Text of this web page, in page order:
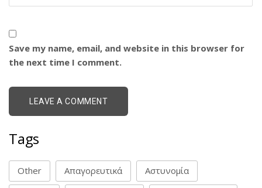
Save my name, email, and website in this browser for
the next time I comment.
Tags
Other Απαγορευτικά Αστυνομία